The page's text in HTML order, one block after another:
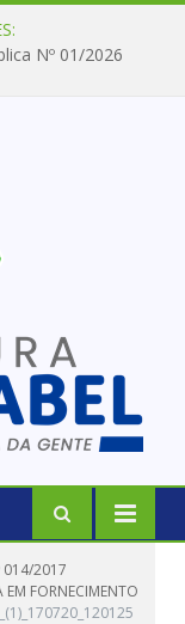
Nº 01/2026
014/2017
EM FORNECIMENTO